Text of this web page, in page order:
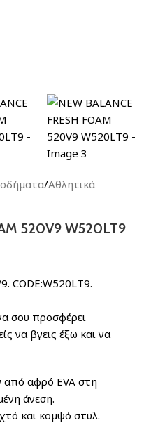
/Αθλητικά
520V9 W520LT9
CODE:W520LT9.
σου προσφέρει
να βγεις έξω και να
αφρό EVA στη
άνεση.
και κομψό στυλ.